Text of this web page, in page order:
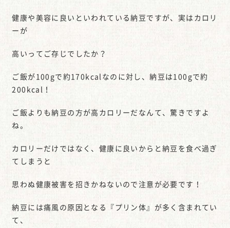
健康や美容に良いといわれている納豆ですが、実はカロリ
ーが
高いってご存じでしたか？
ご飯が100gで約170kcalなのに対し、納豆は100gで約
200kcal！
ご飯よりも納豆の方が高カロリーだなんて、驚きですよ
ね。
カロリーだけではなく、健康に良いからと納豆を食べ過ぎ
てしまうと
思わぬ健康被害を招きかねないので注意が必要です！
納豆には痛風の原因となる『プリン体』が多く含まれてい
て、